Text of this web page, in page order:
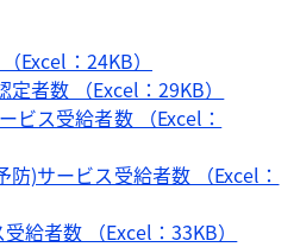
Excel：24KB）
者数 （Excel：29KB）
ビス受給者数 （Excel：
)サービス受給者数 （Excel：
給者数 （Excel：33KB）